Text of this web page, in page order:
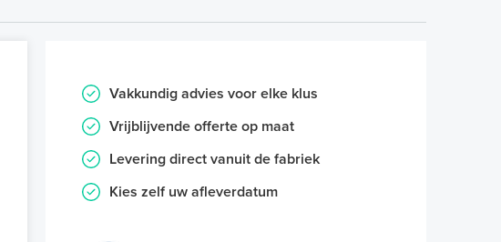
Vakkundig advies voor elke klus
Vrijblijvende offerte op maat
Levering direct vanuit de fabriek
Kies zelf uw afleverdatum